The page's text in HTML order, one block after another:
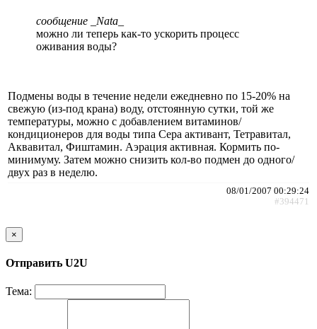
сообщение _Nata_
можно ли теперь как-то ускорить процесс
оживания воды?
Подмены воды в течение недели ежедневно по 15-20% на
свежую (из-под крана) воду, отстоянную сутки, той же
температуры, можно с добавлением витаминов/
кондиционеров для воды типа Сера активант, Тетравитал,
Аквавитал, Фиштамин. Аэрация активная. Кормить по-
минимуму. Затем можно снизить кол-во подмен до одного/
двух раз в неделю.
08/01/2007 00:29:24
#394471
×
Отправить U2U
Тема: